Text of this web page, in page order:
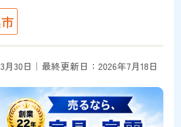
月30日｜最終更新日：2026年7月18日